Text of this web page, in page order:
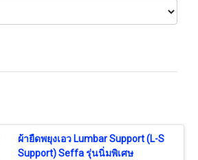
ผ้ายืดพยุงเอว Lumbar Support (L-S
Support) Seffa รุ่นนิ่มพิเศษ